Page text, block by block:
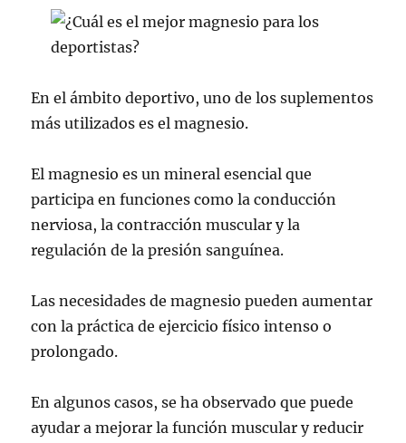
En el ámbito deportivo, uno de los suplementos
más utilizados es el magnesio.
El magnesio es un mineral esencial que
participa en funciones como la conducción
nerviosa, la contracción muscular y la
regulación de la presión sanguínea.
Las necesidades de magnesio pueden aumentar
con la práctica de ejercicio físico intenso o
prolongado.
En algunos casos, se ha observado que puede
ayudar a mejorar la función muscular y reducir